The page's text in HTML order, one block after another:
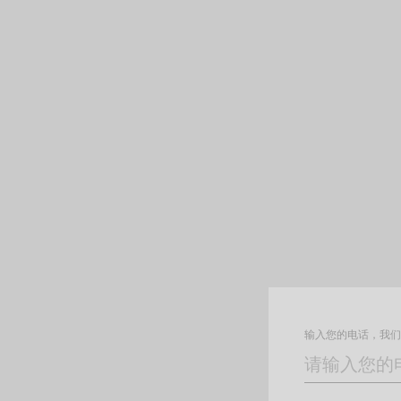
输入您的电话，我